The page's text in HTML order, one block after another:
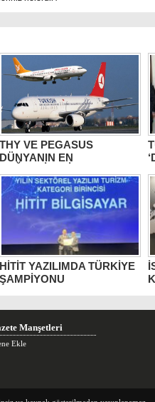
THY VE PEGASUS
DÜNYANIN EN
HİTİT YAZILIMDA TÜRKİYE
ŞAMPİYONU
Manşetleri
Ekle